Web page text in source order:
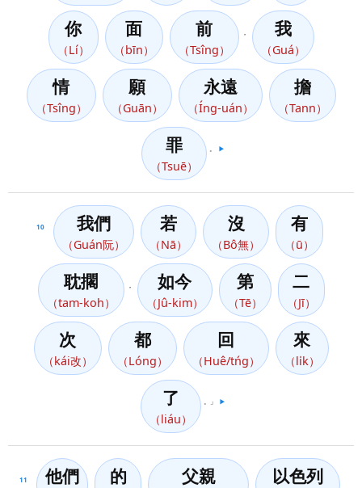
你
（Lí）
面
（bīn）
前
（Tsîng）
我
（Guá）
情
（Tsîng）
願
（Guān）
永遠
（Íng-uán）
擔
（Tann）
罪
（Tsuē）
▶️
10 我們
（Guán阮）
若
（Nā）
沒
（Bô無）
有
（ū）
耽擱
（tam-koh）
如今
（Jû-kim）
第
（Tē）
二
（Jī）
次
（kái改）
都
（Lóng）
回
（Huê/tńg）
來
（li̍k）
了
（liáu）
。」 ▶️
11 他們 的 父親 以色列